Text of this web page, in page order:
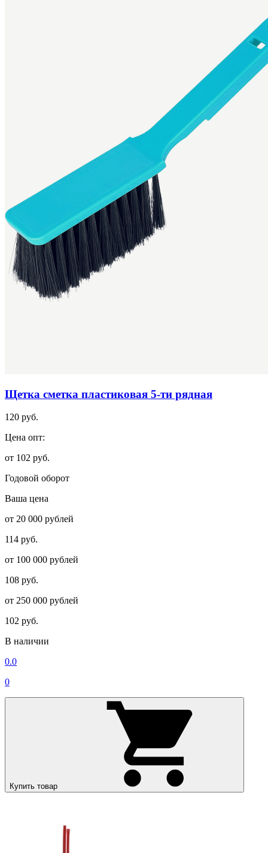
Щетка сметка пластиковая 5-ти рядная
120 руб.
Цена опт:
от 102 руб.
Годовой оборот
Ваша цена
от 20 000 рублей
114 руб.
от 100 000 рублей
108 руб.
от 250 000 рублей
102 руб.
В наличии
0.0
0
Купить товар